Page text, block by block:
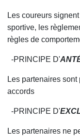
Les coureurs
sportive, les règlem
règles de
-PRINCIPE D'ANT
Les partenaires
accords
-PRINCIPE D'
Les partenaires ne